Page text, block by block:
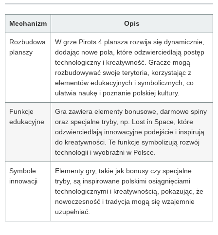
Mechanizm Opis
Rozbudowa
planszy
W grze Pirots 4 plansza rozwija się dynamicznie,
dodając nowe pola, które odzwierciedlają postęp
technologiczny i kreatywność. Gracze mogą
rozbudowywać swoje terytoria, korzystając z
elementów edukacyjnych i symbolicznych, co
ułatwia naukę i poznanie polskiej kultury.
Funkcje
edukacyjne
Gra zawiera elementy bonusowe, darmowe spiny
oraz specjalne tryby, np. Lost in Space, które
odzwierciedlają innowacyjne podejście i inspirują
do kreatywności. Te funkcje symbolizują rozwój
technologii i wyobraźni w Polsce.
Symbole
innowacji
Elementy gry, takie jak bonusy czy specjalne
tryby, są inspirowane polskimi osiągnięciami
technologicznymi i kreatywnością, pokazując, że
nowoczesność i tradycja mogą się wzajemnie
uzupełniać.